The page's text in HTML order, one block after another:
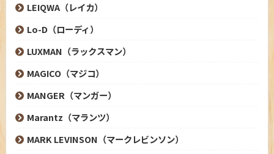
LEIQWA（レイカ）
Lo-D（ローディ）
LUXMAN（ラックスマン）
MAGICO（マジコ）
MANGER（マンガー）
Marantz（マランツ）
MARK LEVINSON（マークレビンソン）